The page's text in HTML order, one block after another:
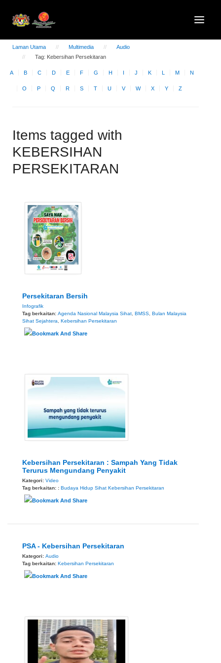
Laman Utama Multimedia
Audio
Tag: Kebersihan Persekitaran
A B C D E F G H I J K L M N
O P Q R S T U V W X Y Z
Items tagged with
KEBERSIHAN
PERSEKITARAN
Persekitaran Bersih
Infografik
Tag berkaitan: Agenda Nasional Malaysia Sihat, BMSS, Bulan Malaysia
Sihat Sejahtera, Kebersihan Persekitaran
Kebersihan Persekitaran : Sampah Yang Tidak
Terurus Mengundang Penyakit
Kategori: Video
Tag berkaitan: : Budaya Hidup Sihat Kebersihan Persekitaran
PSA - Kebersihan Persekitaran
Kategori: Audio
Tag berkaitan: Kebersihan Persekitaran